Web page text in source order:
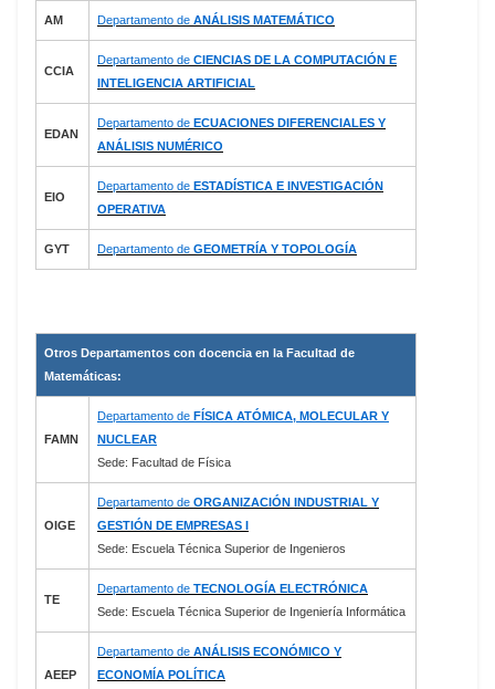
AM Departamento de ANÁLISIS MATEMÁTICO
CCIA
Departamento de CIENCIAS DE LA COMPUTACIÓN E
INTELIGENCIA ARTIFICIAL
EDAN
Departamento de ECUACIONES DIFERENCIALES Y
ANÁLISIS NUMÉRICO
EIO
Departamento de ESTADÍSTICA E INVESTIGACIÓN
OPERATIVA
GYT Departamento de GEOMETRÍA Y TOPOLOGÍA
Otros Departamentos con docencia en la Facultad de
Matemáticas:
FAMN
Departamento de FÍSICA ATÓMICA, MOLECULAR Y
NUCLEAR
Sede: Facultad de Física
OIGE
Departamento de ORGANIZACIÓN INDUSTRIAL Y
GESTIÓN DE EMPRESAS I
Sede: Escuela Técnica Superior de Ingenieros
TE
Departamento de TECNOLOGÍA ELECTRÓNICA
Sede: Escuela Técnica Superior de Ingeniería Informática
AEEP
Departamento de ANÁLISIS ECONÓMICO Y
ECONOMÍA POLÍTICA